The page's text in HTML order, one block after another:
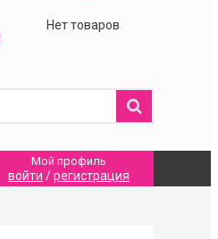
Нет товаров
Мой профиль
войти /регистрация